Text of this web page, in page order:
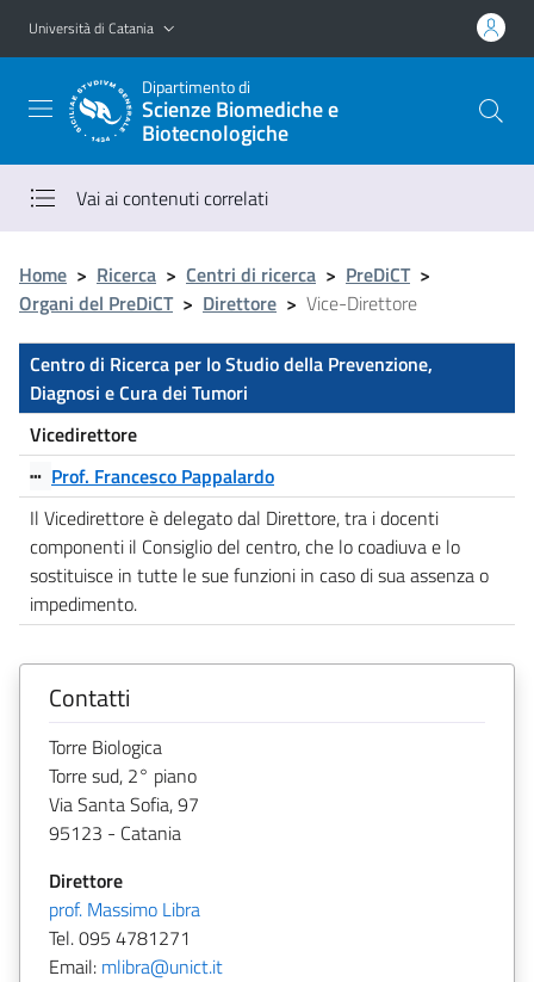
Vai al contenuto principale
Vai al menu di navigazione
Università di Catania
Dipartimento di
Scienze Biomediche e
Biotecnologiche
Vai ai contenuti correlati
Home > Ricerca > Centri di ricerca > PreDiCT >
Organi del PreDiCT > Direttore > Vice-Direttore
Centro di Ricerca per lo Studio della Prevenzione,
Diagnosi e Cura dei Tumori
Vicedirettore
┅ Prof. Francesco Pappalardo
Il Vicedirettore è delegato dal Direttore, tra i docenti
componenti il Consiglio del centro, che lo coadiuva e lo
sostituisce in tutte le sue funzioni in caso di sua assenza o
impedimento.
Contatti
Torre Biologica
Torre sud, 2° piano
Via Santa Sofia, 97
95123 - Catania
Direttore
prof. Massimo Libra
Tel. 095 4781271
Email: mlibra@unict.it